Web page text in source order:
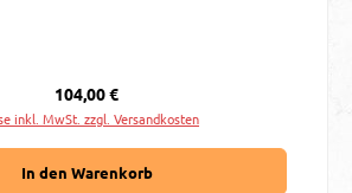
Regulärer Preis:
104,00 €
inkl. MwSt. zzgl. Versandkosten
In den Warenkorb